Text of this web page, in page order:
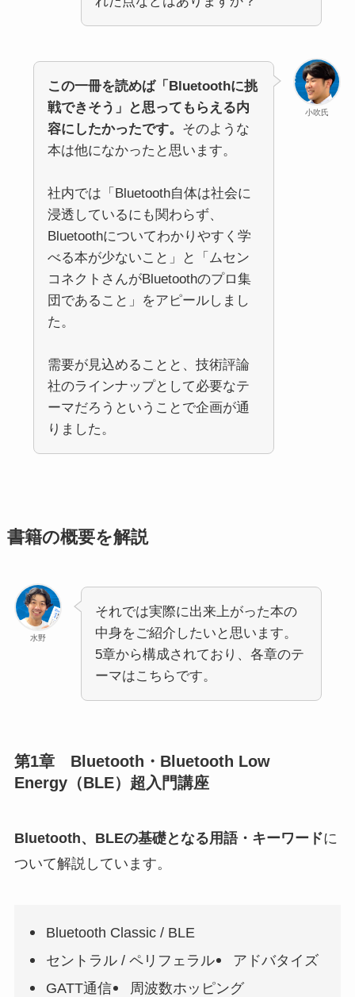
小吹氏
この一冊を読めば「Bluetoothに挑
戦できそう」と思ってもらえる内
容にしたかったです。 そのような
本は他になかったと思います。
社内では「Bluetooth自体は社会に
浸透しているにも関わらず、
Bluetoothについてわかりやすく学
べる本が少ないこと」と「ムセン
コネクトさんがBluetoothのプロ集
団であること」をアピールしまし
た。
需要が見込めることと、技術評論
社のラインナップとして必要なテ
ーマだろうということで企画が通
りました。
書籍の概要を解説
水野
それでは実際に出来上がった本の
中身をご紹介したいと思います。
5章から構成されており、各章のテ
ーマはこちらです。
第1章 Bluetooth・Bluetooth Low
Energy（BLE）超入門講座
Bluetooth、BLEの基礎となる用語・キーワードに
ついて解説しています。
Bluetooth Classic / BLE
セントラル / ペリフェラル
アドバタイズ
GATT通信
周波数ホッピング